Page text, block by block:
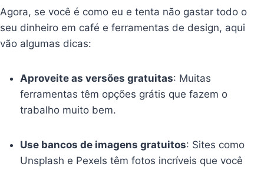
Agora, se você é como eu e tenta não gastar todo o
seu dinheiro em café e ferramentas de design, aqui
vão algumas dicas:
Aproveite as versões gratuitas: Muitas
ferramentas têm opções grátis que fazem o
trabalho muito bem.
Use bancos de imagens gratuitos: Sites como
Unsplash e Pexels têm fotos incríveis que você